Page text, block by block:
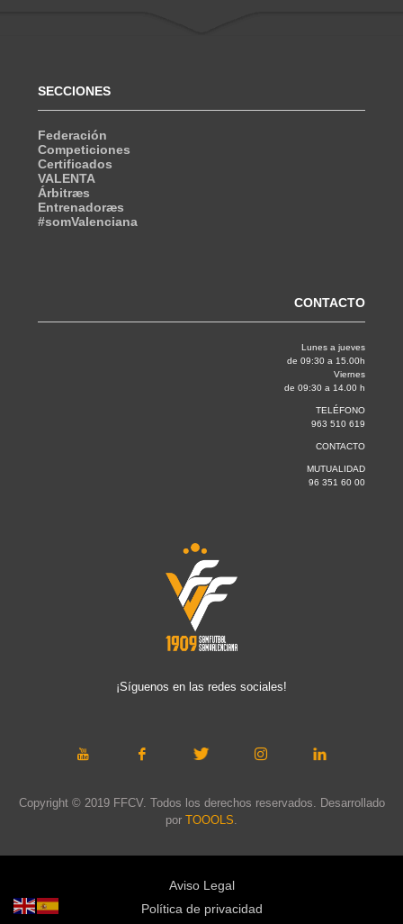
SECCIONES
Federación
Competiciones
Certificados
VALENTA
Árbitræs
Entrenadoræs
#somValenciana
CONTACTO
Lunes a jueves
de 09:30 a 15.00h
Viernes
de 09:30 a 14.00 h
TELÉFONO
963 510 619
CONTACTO
MUTUALIDAD
96 351 60 00
¡Síguenos en las redes sociales!
Copyright © 2019 FFCV. Todos los derechos reservados. Desarrollado
por TOOOLS.
Aviso Legal
Política de privacidad